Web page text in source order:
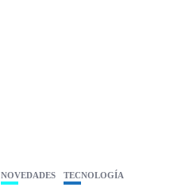
NOVEDADES TECNOLOGÍA